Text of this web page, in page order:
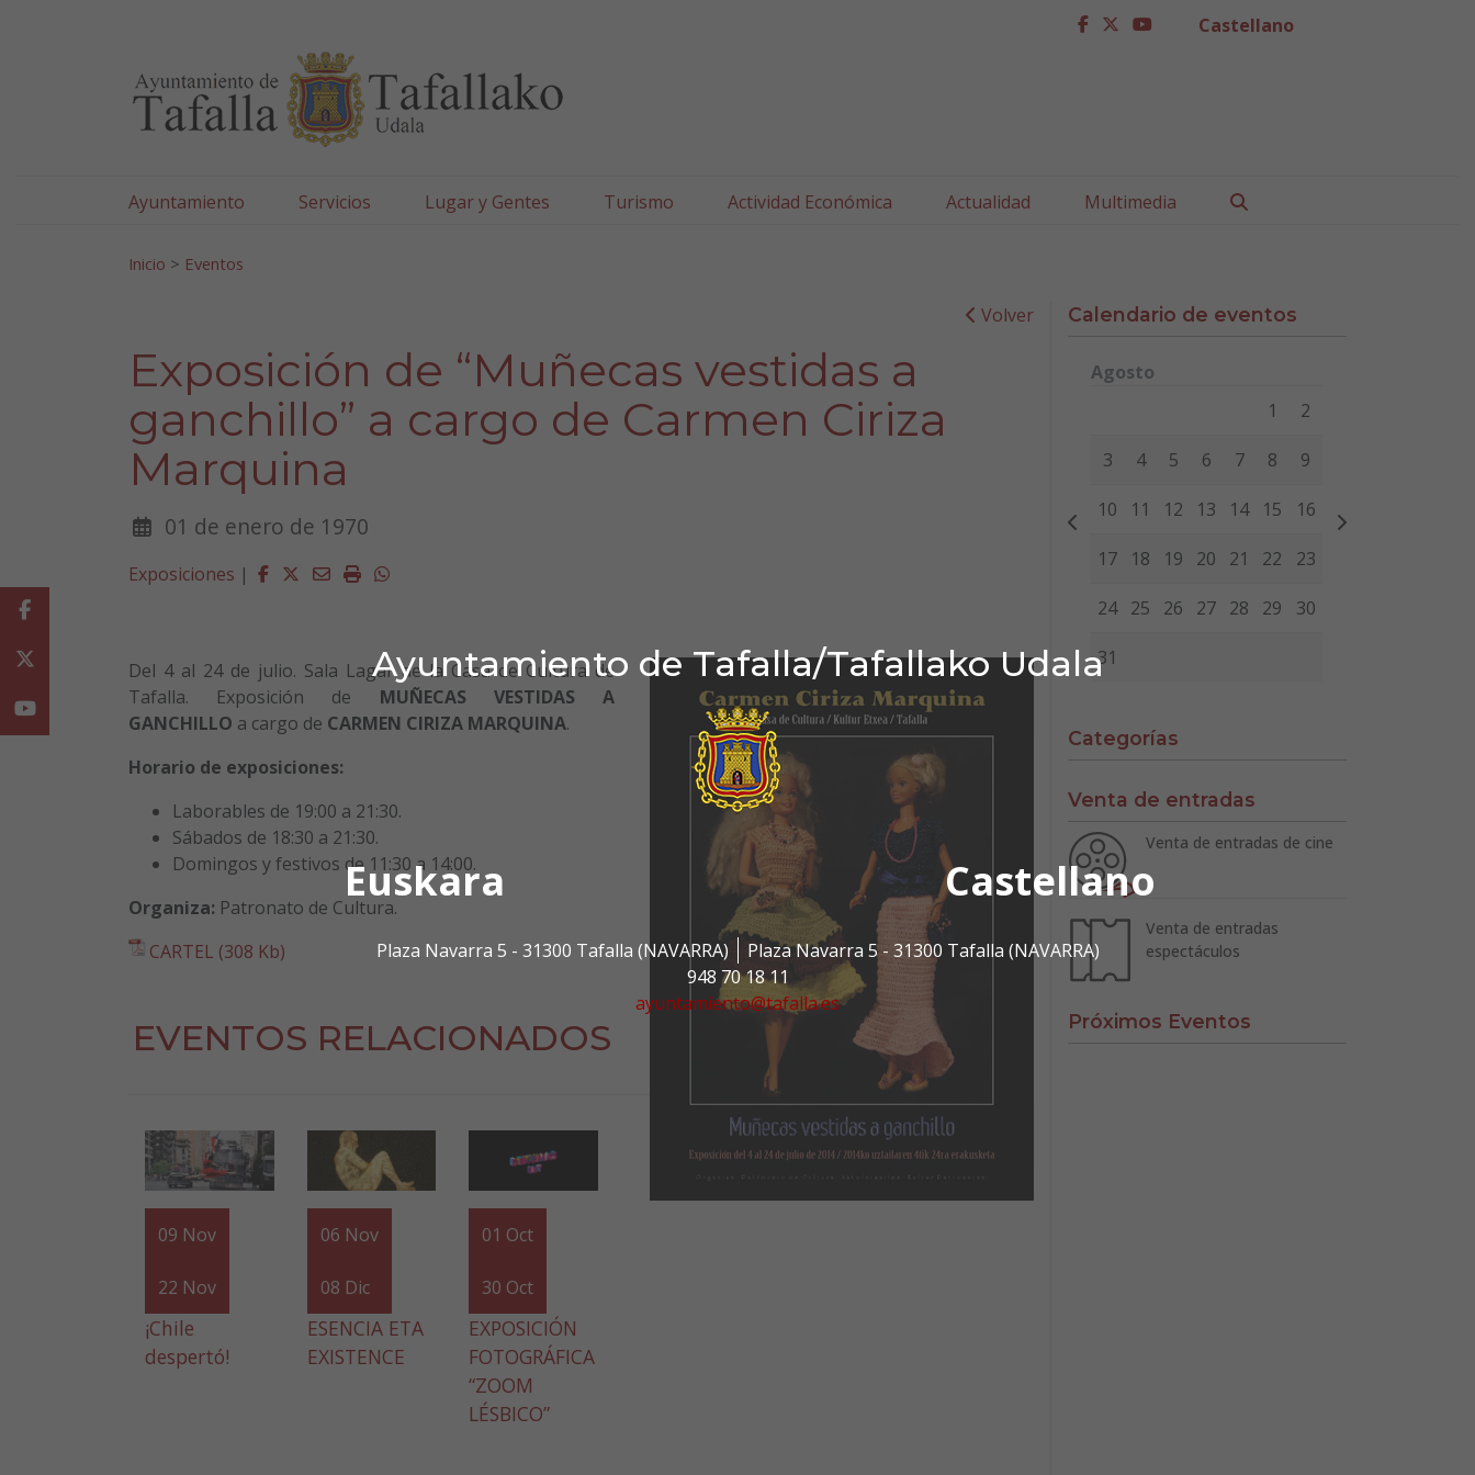
Ayuntamiento de Tafalla/Tafallako Udala
Euskara Castellano
Plaza Navarra 5 - 31300 Tafalla (NAVARRA)
Plaza Navarra 5 - 31300 Tafalla (NAVARRA)
948 70 18 11
ayuntamiento@tafalla.es
facebook
twitter
youtubeCastellano
Ayuntamiento Servicios Lugar y Gentes Turismo Actividad Económica Actualidad Multimedia
Inicio > Eventos
Volver
Exposición de “Muñecas vestidas a
ganchillo” a cargo de Carmen Ciriza
Marquina
01 de enero de 1970
Exposiciones | Facebook
Twitter
EmailImprimirWhatsapp
Del 4 al 24 de julio. Sala Lagar de la Casa de Cultura de
Tafalla. Exposición de MUÑECAS VESTIDAS A
GANCHILLO a cargo de CARMEN CIRIZA MARQUINA.
Horario de exposiciones:
Laborables de 19:00 a 21:30.
Sábados de 18:30 a 21:30.
Domingos y festivos de 11:30 a 14:00.
Organiza: Patronato de Cultura.
CARTEL (308 Kb)
EVENTOS RELACIONADOS
09 Nov
22 Nov
¡Chile
despertó!
06 Nov
08 Dic
ESENCIA ETA
EXISTENCE
01 Oct
30 Oct
EXPOSICIÓN
FOTOGRÁFICA
“ZOOM
LÉSBICO”
Calendario de eventos
Agosto
Miércoles Jueves
1 2
3 4 5 6 7 8 9
10 11 12 13 14 15 16
17 18 19 20 21 22 23
24 25 26 27 28 29 30
31
Categorías
Venta de entradas
Venta de entradas de cine
Venta de entradas
espectáculos
Próximos Eventos
Facebook
Youtube